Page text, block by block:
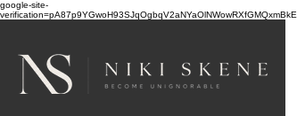
google-site-
verification=pA87p9YGwoH93SJqOgbqV2aNYaOlNWowRXfGMQxmBkE